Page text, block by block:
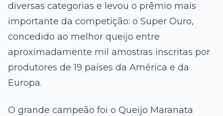
diversas categorias e levou o prêmio mais
importante da competição: o Super Ouro,
concedido ao melhor queijo entre
aproximadamente mil amostras inscritas por
produtores de 19 países da América e da
Europa.
O grande campeão foi o Queijo Maranata